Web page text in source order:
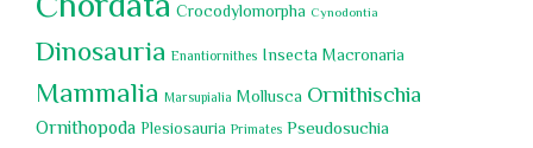
Crocodylomorpha Cynodontia
Dinosauria Enantiornithes Insecta Macronaria
Mammalia Marsupialia Mollusca Ornithischia
Ornithopoda Plesiosauria Primates Pseudosuchia